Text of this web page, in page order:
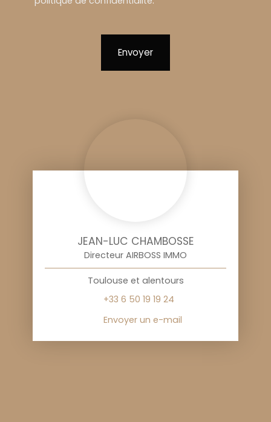
Envoyer
JEAN-LUC CHAMBOSSE
Directeur AIRBOSS IMMO
Toulouse et alentours
+33 6 50 19 19 24
Envoyer un e-mail